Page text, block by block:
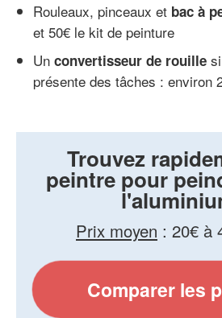
Rouleaux, pinceaux et bac à
et 50€ le kit de peinture
Un convertisseur de rouille
présente des tâches : environ
Trouvez
peintre pour
Prix moyen : 20€ à
Comparer les